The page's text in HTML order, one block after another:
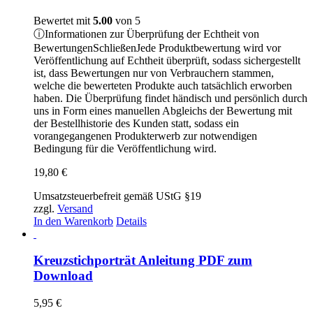
Bewertet mit 5.00 von 5
ⓘInformationen zur Überprüfung der Echtheit von
BewertungenSchließenJede Produktbewertung wird vor
Veröffentlichung auf Echtheit überprüft, sodass sichergestellt
ist, dass Bewertungen nur von Verbrauchern stammen,
welche die bewerteten Produkte auch tatsächlich erworben
haben. Die Überprüfung findet händisch und persönlich durch
uns in Form eines manuellen Abgleichs der Bewertung mit
der Bestellhistorie des Kunden statt, sodass ein
vorangegangenen Produkterwerb zur notwendigen
Bedingung für die Veröffentlichung wird.
19,80 €
Umsatzsteuerbefreit gemäß UStG §19
zzgl. Versand
In den Warenkorb Details
Kreuzstichporträt Anleitung PDF zum
Download
5,95 €